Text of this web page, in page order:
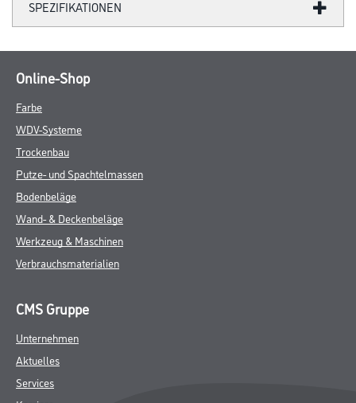
SPEZIFIKATIONEN
Online-Shop
Farbe
WDV-Systeme
Trockenbau
Putze- und Spachtelmassen
Bodenbeläge
Wand- & Deckenbeläge
Werkzeug & Maschinen
Verbrauchsmaterialien
CMS Gruppe
Unternehmen
Aktuelles
Services